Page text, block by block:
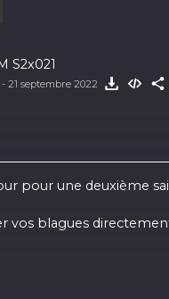
S2x021
- 21 septembre 2022
pour une deuxième
vos blagues